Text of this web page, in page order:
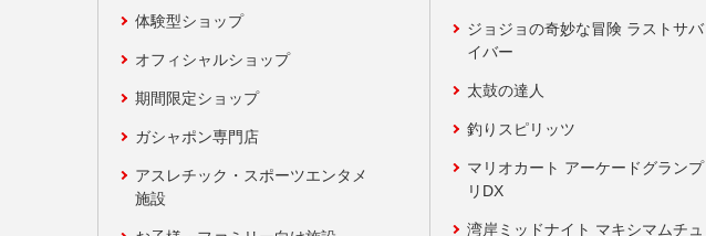
体験型ショップ
オフィシャルショップ
期間限定ショップ
ガシャポン専門店
アスレチック・スポーツエンタメ
施設
ジョジョの奇妙な冒険 ラストサバ
イバー
太鼓の達人
釣りスピリッツ
マリオカート アーケードグランプ
リDX
湾岸ミッドナイト マキシマムチュ